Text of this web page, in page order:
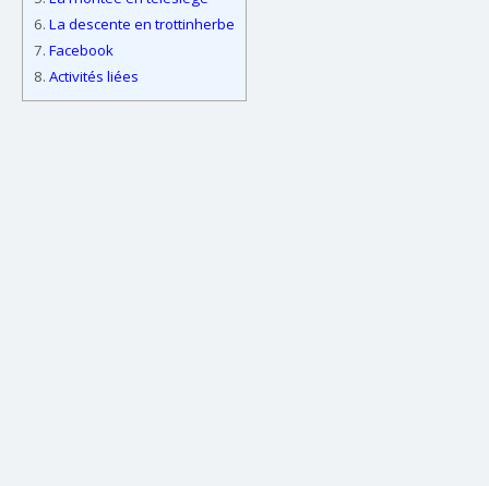
6. La descente en trottinherbe
7. Facebook
8. Activités liées